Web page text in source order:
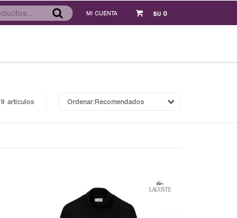
$U 0
9 artículos Recomendados